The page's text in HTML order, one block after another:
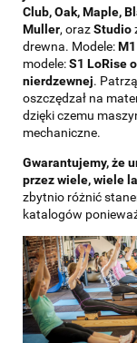
Club, Oak, Maple,
Muller, orazStudio
drewna. Modele:
modele:S1 LoRise
nierdzewnej.
oszczędzał na
dzięki czemu
mechaniczne.
Gwarantujemy, że
przez wiele, wiele
zbytnio różnić
katalogów